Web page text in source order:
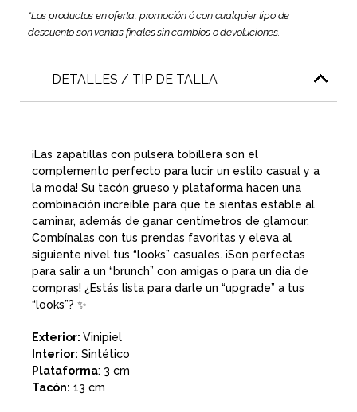
*Los productos en oferta, promoción ó con cualquier tipo de
descuento son ventas finales sin cambios o devoluciones.
DETALLES / TIP DE TALLA
¡Las zapatillas con pulsera tobillera son el
complemento perfecto para lucir un estilo casual y a
la moda! Su tacón grueso y plataforma hacen una
combinación increíble para que te sientas estable al
caminar, además de ganar centímetros de glamour.
Combínalas con tus prendas favoritas y eleva al
siguiente nivel tus “looks” casuales. ¡Son perfectas
para salir a un “brunch” con amigas o para un día de
compras! ¿Estás lista para darle un “upgrade” a tus
“looks”? ✨
Exterior: Vinipiel
Interior: Sintético
Plataforma: 3 cm
Tacón: 13 cm